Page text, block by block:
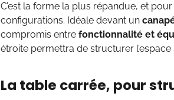
C’est la forme la plus répandue, et pour
configurations. Idéale devant un
compromis entre fonctionnalité et
étroite permettra de structurer l’espace
La table carrée, pour